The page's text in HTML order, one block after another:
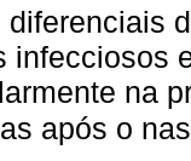
infecciosos
na
após o